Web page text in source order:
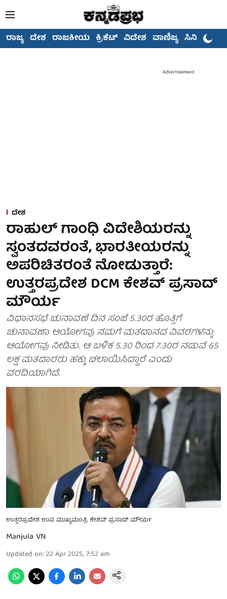
ರಾಜ್ಯ ದೇಶ ರಾಜಕೀಯ ಕ್ರಿಕೆಟ್ ವಿದೇಶ ವಾಣಿಜ್ಯ ಸಿನಿಮಾ
Advertisement
ದೇಶ
ರಾಹುಲ್ ಗಾಂಧಿ ವಿದೇಶಿಯರನ್ನು
ಸ್ವಂತದವರಂತೆ, ಭಾರತೀಯರನ್ನು
ಅಪರಿಚಿತರಂತೆ ನೋಡುತ್ತಾರೆ:
ಉತ್ತರಪ್ರದೇಶ DCM ಕೇಶವ್ ಪ್ರಸಾದ್
ಮೌರ್ಯ
ವಿಧಾನಸಭೆ ಚುನಾವಣೆ ದಿನ ಸಂಜೆ 5.30ರ ಹೊತ್ತಿಗೆ
ಚುನಾವಣಾ ಆಯೋಗವು ನಮಗೆ ಮತದಾನದ ವಿವರಗಳನ್ನು
ಆಯೋಗವು ನೀಡಿತು. ಆ ಬಳಿಕ 5.30 ರಿಂದ 7.30ರ ನಡುವೆ 65
ಲಕ್ಷ ಮತದಾರರು ಹಕ್ಕು ಚಲಾಯಿಸಿದ್ದಾರೆ ಎಂದು
ವರದಿಯಾಗಿದೆ.
ಉತ್ತರಪ್ರದೇಶ ಉಪ ಮುಖ್ಯಮಂತ್ರಿ ಕೇಶವ್ ಪ್ರಸಾದ್ ಮೌರ್ಯ
Manjula VN
Updated on: 22 Apr 2025, 7:52 am